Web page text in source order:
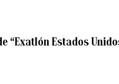
“Exatlón Estados